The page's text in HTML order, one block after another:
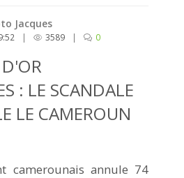
Jacques
| 3589 | 0
: LE SCANDALE
LE CAMEROUN
camerounais annule 74